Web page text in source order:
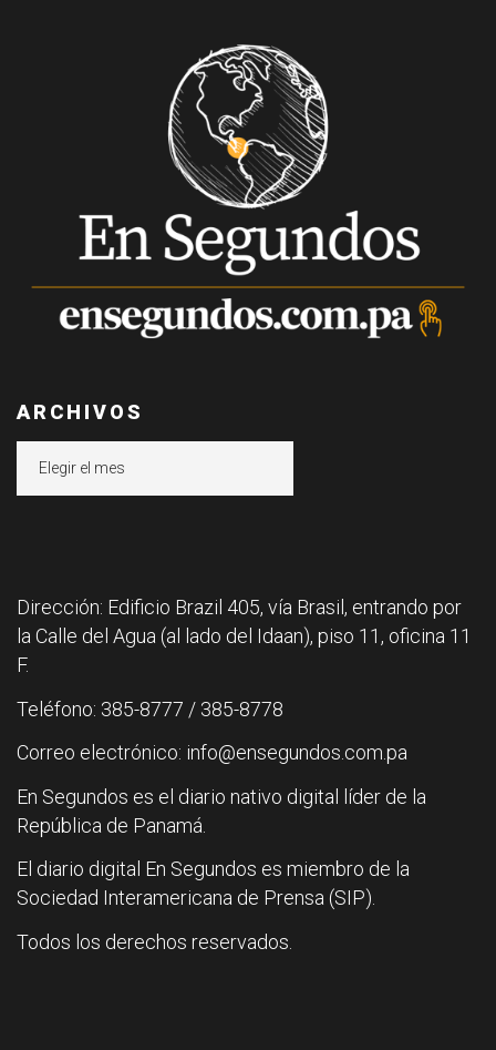
ARCHIVOS
Dirección: Edificio Brazil 405, vía Brasil, entrando por
la Calle del Agua (al lado del Idaan), piso 11, oficina 11
F.
Teléfono: 385-8777 / 385-8778
Correo electrónico: info@ensegundos.com.pa
En Segundos es el diario nativo digital líder de la
República de Panamá.
El diario digital En Segundos es miembro de la
Sociedad Interamericana de Prensa (SIP).
Todos los derechos reservados.